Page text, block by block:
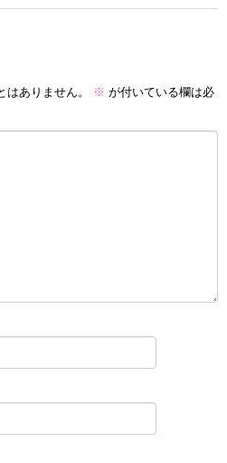
ありません。 ※ が付いている欄は必